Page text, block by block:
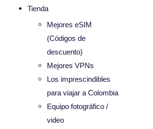
Tienda
Mejores eSIM
(Códigos de
descuento)
Mejores VPNs
Los imprescindibles
para viajar a Colombia
Equipo fotográfico /
video